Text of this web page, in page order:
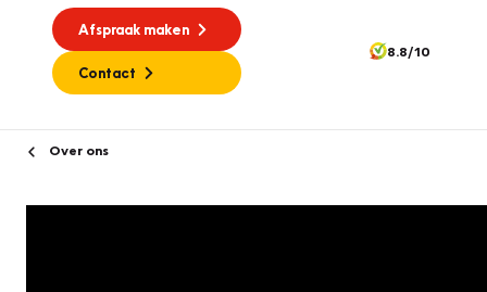
Afspraak maken
Contact
8.8/10
Over ons